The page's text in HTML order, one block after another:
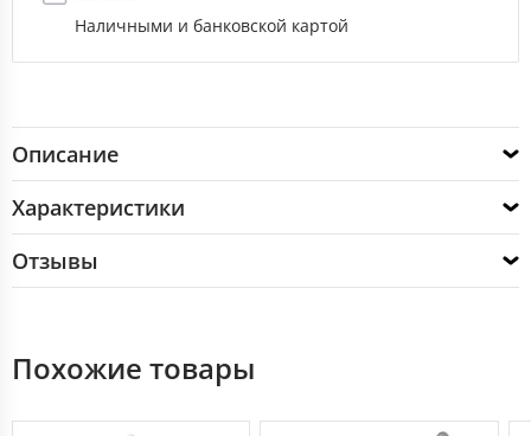
Наличными и банковской картой
Описание
Характеристики
Отзывы
Похожие товары